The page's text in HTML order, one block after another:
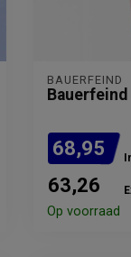
BAUERFEIND
68,95
63,26
Op voorraad